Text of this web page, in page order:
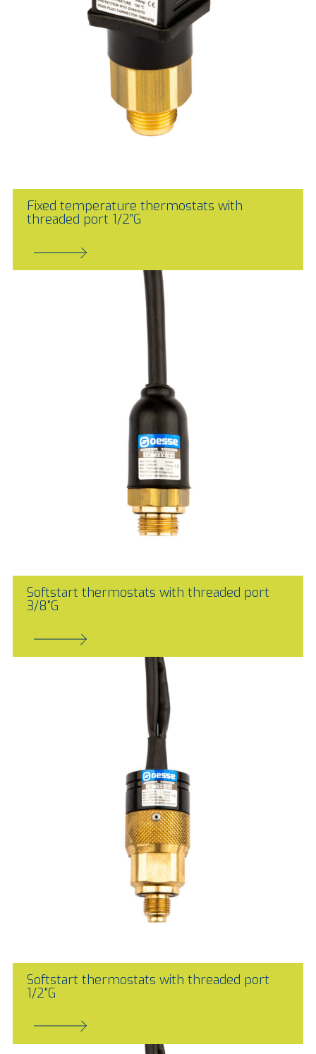
Fixed temperature thermostats with
threaded port 1/2"G
Softstart thermostats with threaded port
3/8"G
Softstart thermostats with threaded port
1/2"G